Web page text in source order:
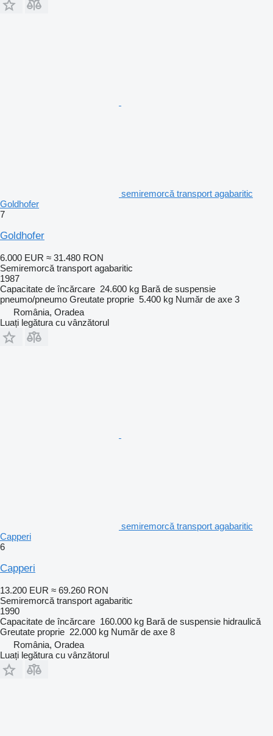
semiremorcă transport agabaritic
Goldhofer
7
Goldhofer
6.000 EUR ≈ 31.480 RON
Semiremorcă transport agabaritic
1987
Capacitate de încărcare 24.600 kg Bară de suspensie
pneumo/pneumo Greutate proprie 5.400 kg Număr de axe 3
România, Oradea
Luați legătura cu vânzătorul
semiremorcă transport agabaritic
Capperi
6
Capperi
13.200 EUR ≈ 69.260 RON
Semiremorcă transport agabaritic
1990
Capacitate de încărcare 160.000 kg Bară de suspensie hidraulică
Greutate proprie 22.000 kg Număr de axe 8
România, Oradea
Luați legătura cu vânzătorul